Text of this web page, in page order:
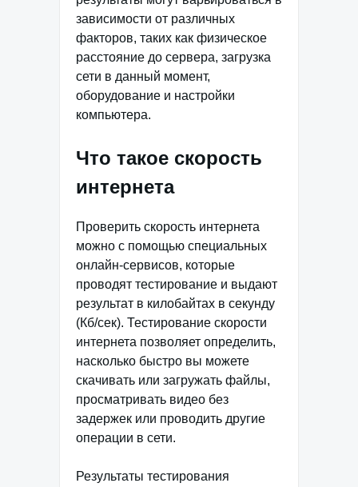
зависимости от различных
факторов, таких как физическое
расстояние до сервера, загрузка
сети в данный момент,
оборудование и настройки
компьютера.
Что такое скорость
интернета
Проверить скорость интернета
можно с помощью специальных
онлайн-сервисов, которые
проводят тестирование и выдают
результат в килобайтах в секунду
(Кб/сек). Тестирование скорости
интернета позволяет определить,
насколько быстро вы можете
скачивать или загружать файлы,
просматривать видео без
задержек или проводить другие
операции в сети.
Результаты тестирования